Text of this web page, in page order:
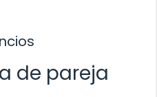
de pareja